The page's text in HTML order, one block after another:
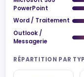
PowerPoint
Word / Traitement
Outlook /
Messagerie
RÉPARTITION PAR